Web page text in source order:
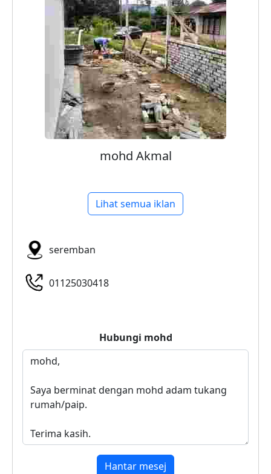
mohd Akmal
Lihat semua iklan
seremban
01125030418
Hubungi mohd
Hantar mesej